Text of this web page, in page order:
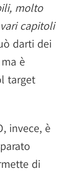
molto
capitoli
darti dei
è
target
invece, è
di